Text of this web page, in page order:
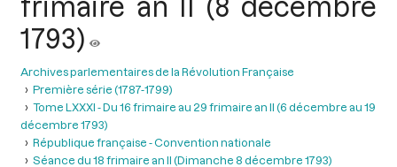
1793)
Archives parlementaires de la Révolution Française
Première série (1787-1799)
Tome LXXXI - Du 16 frimaire au 29 frimaire an II (6 décembre au 19
décembre 1793)
République française - Convention nationale
Séance du 18 frimaire an II (Dimanche 8 décembre 1793)